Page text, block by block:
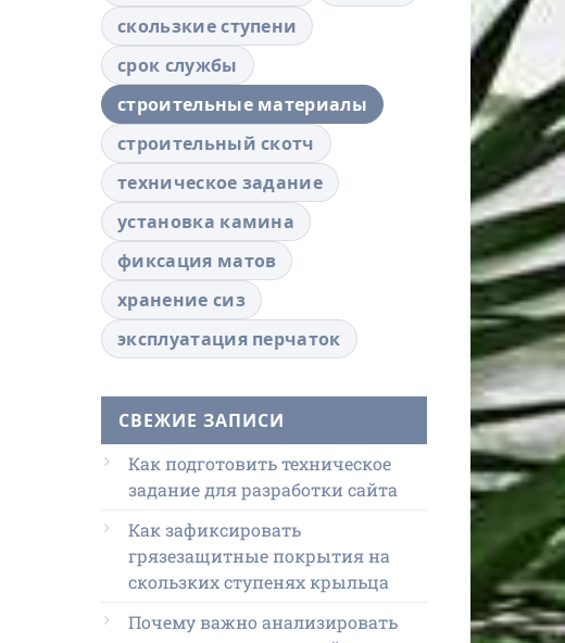
скользкие ступени
срок службы
строительные материалы
строительный скотч
техническое задание
установка камина
фиксация матов
хранение сиз
эксплуатация перчаток
СВЕЖИЕ ЗАПИСИ
Как подготовить техническое
задание для разработки сайта
Как зафиксировать
грязезащитные покрытия на
скользких ступенях крыльца
Почему важно анализировать